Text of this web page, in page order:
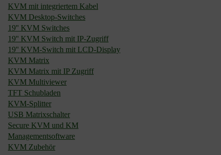
KVM mit integriertem Kabel
KVM Desktop-Switches
19'' KVM Switches
19'' KVM Switch mit IP-Zugriff
19'' KVM-Switch mit LCD-Display
KVM Matrix
KVM Matrix mit IP Zugriff
KVM Multiviewer
TFT Schubladen
KVM-Splitter
USB Matrixschalter
Secure KVM und KM
Managementsoftware
KVM Zubehör